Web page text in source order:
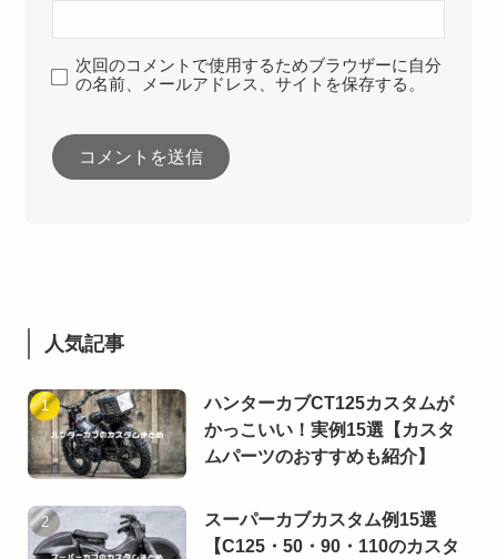
次回のコメントで使用するためブラウザーに自分
の名前、メールアドレス、サイトを保存する。
人気記事
ハンターカブCT125カスタムが
かっこいい！実例15選【カスタ
ムパーツのおすすめも紹介】
スーパーカブカスタム例15選
【C125・50・90・110のカスタ